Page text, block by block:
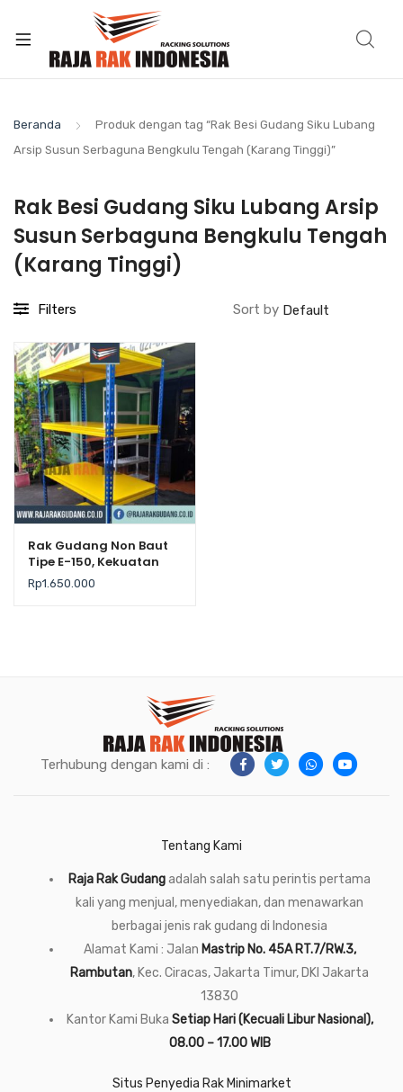
Beranda
Produk dengan tag “Rak Besi Gudang Siku Lubang
Arsip Susun Serbaguna Bengkulu Tengah (Karang Tinggi)”
Rak Besi Gudang Siku Lubang Arsip
Susun Serbaguna Bengkulu Tengah
(Karang Tinggi)
Filters Sort by
Rak Gudang Non Baut
Tipe E-150, Kekuatan
200Kg / Level
Rp1.650.000
Terhubung dengan kami di :
Tentang Kami
Raja Rak Gudangadalah salah satu perintis pertama
kali yang menjual, menyediakan, dan menawarkan
berbagai jenis rak gudang di Indonesia
Alamat Kami : Jalan Mastrip No. 45A RT.7/RW.3,
Rambutan, Kec. Ciracas, Jakarta Timur, DKI Jakarta
13830
Kantor Kami Buka Setiap Hari (Kecuali Libur Nasional),
08.00 – 17.00 WIB
Situs Penyedia Rak Minimarket